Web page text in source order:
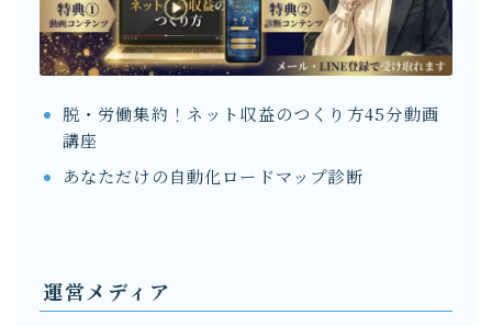
脱・労働集約！ネット収益のつくり方45分動画
講座
あなただけの自動化ロードマップ診断
運営メディア